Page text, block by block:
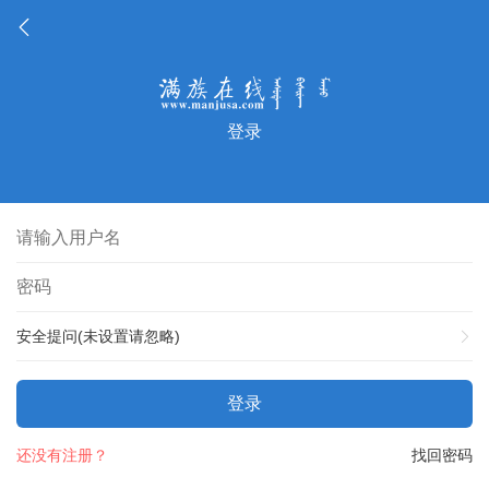
登录
安全提问(未设置请忽略)
登录
找回密码
还没有注册？